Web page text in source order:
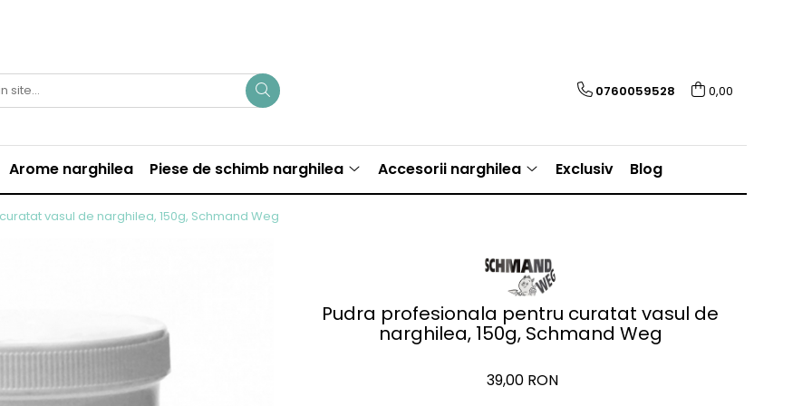
0760059528 0,00
Arome narghilea Piese de schimb narghilea Accesorii narghilea Exclusiv Blog
vasul de narghilea, 150g, Schmand Weg
Pudra profesionala pentru curatat vasul de
narghilea, 150g, Schmand Weg
39,00 RON